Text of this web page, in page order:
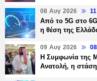
08 Αυγ 2026
Από το 5G στο
η θέση της
09 Αυγ 2026
Η Συμφωνία της
Ανατολή, η